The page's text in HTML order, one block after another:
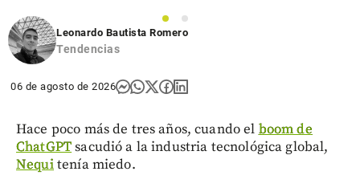
1
2
Leonardo Bautista Romero
Tendencias
06 de agosto de 2026
Hace poco más de tres años, cuando el boom de
ChatGPTsacudió a la industria tecnológica global,
Nequitenía miedo.